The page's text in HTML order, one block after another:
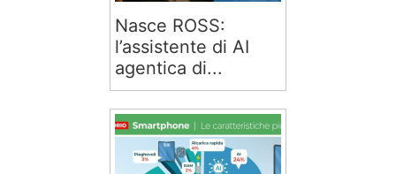
Nasce ROSS:
l’assistente di AI
agentica di...